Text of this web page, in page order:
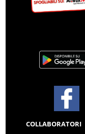
COLLABORATORI